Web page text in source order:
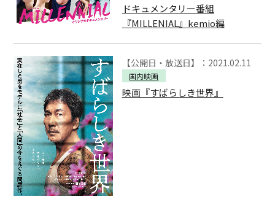
ドキュメンタリー番組
『MILLENIAL』kemio編
【公開日・放送日】：2021.02.11
国内映画
映画『すばらしき世界』